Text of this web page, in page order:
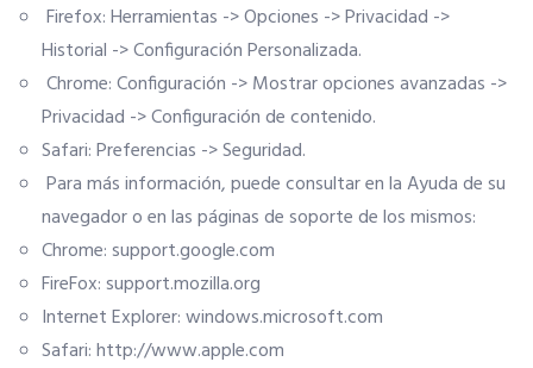
Firefox: Herramientas -> Opciones -> Privacidad ->
Historial -> Configuración Personalizada.
Chrome: Configuración -> Mostrar opciones avanzadas ->
Privacidad -> Configuración de contenido.
Safari: Preferencias -> Seguridad.
Para más información, puede consultar en la Ayuda de su
navegador o en las páginas de soporte de los mismos:
Chrome:support.google.com
FireFox:support.mozilla.org
Internet Explorer:windows.microsoft.com
Safari:http://www.apple.com